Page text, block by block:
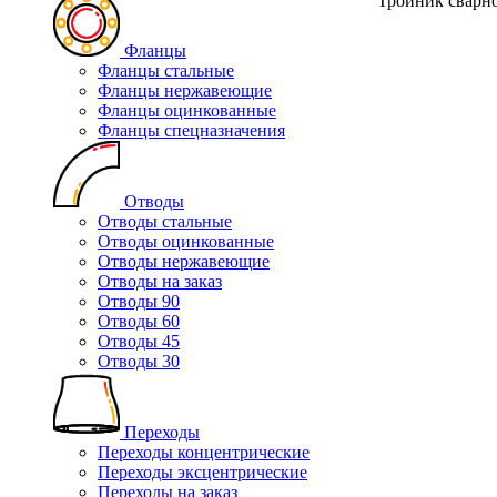
Фланцы
Фланцы стальные
Фланцы нержавеющие
Фланцы оцинкованные
Фланцы спецназначения
Отводы
Отводы стальные
Отводы оцинкованные
Отводы нержавеющие
Отводы на заказ
Отводы 90
Отводы 60
Отводы 45
Отводы 30
Переходы
Переходы концентрические
Переходы эксцентрические
Переходы на заказ